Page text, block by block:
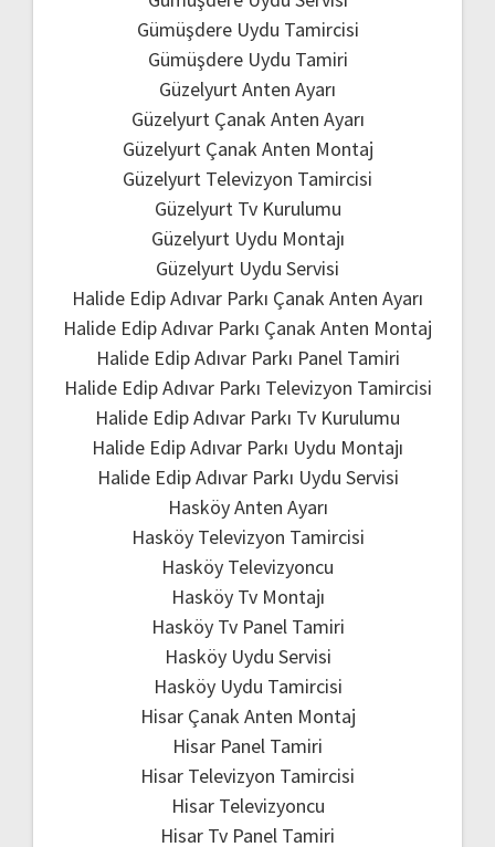
Gümüşdere Uydu Tamircisi
Gümüşdere Uydu Tamiri
Güzelyurt Anten Ayarı
Güzelyurt Çanak Anten Ayarı
Güzelyurt Çanak Anten Montaj
Güzelyurt Televizyon Tamircisi
Güzelyurt Tv Kurulumu
Güzelyurt Uydu Montajı
Güzelyurt Uydu Servisi
Halide Edip Adıvar Parkı Çanak Anten Ayarı
Halide Edip Adıvar Parkı Çanak Anten Montaj
Halide Edip Adıvar Parkı Panel Tamiri
Halide Edip Adıvar Parkı Televizyon Tamircisi
Halide Edip Adıvar Parkı Tv Kurulumu
Halide Edip Adıvar Parkı Uydu Montajı
Halide Edip Adıvar Parkı Uydu Servisi
Hasköy Anten Ayarı
Hasköy Televizyon Tamircisi
Hasköy Televizyoncu
Hasköy Tv Montajı
Hasköy Tv Panel Tamiri
Hasköy Uydu Servisi
Hasköy Uydu Tamircisi
Hisar Çanak Anten Montaj
Hisar Panel Tamiri
Hisar Televizyon Tamircisi
Hisar Televizyoncu
Hisar Tv Panel Tamiri